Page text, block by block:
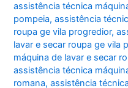
assistência técnica
pompeia,assistência
roupa ge vila progredior,
lavar e secar roupa ge vila
máquina de lavar e secar
assistência técnica
romana,assistência